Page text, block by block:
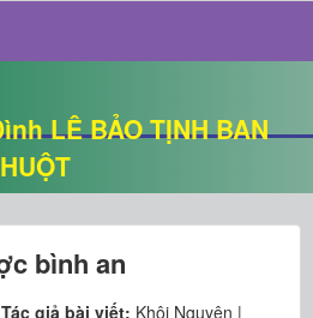
LÊ BẢO TỊNH BAN
bình an
Tác giả bài viết: Khôi Nguyên |